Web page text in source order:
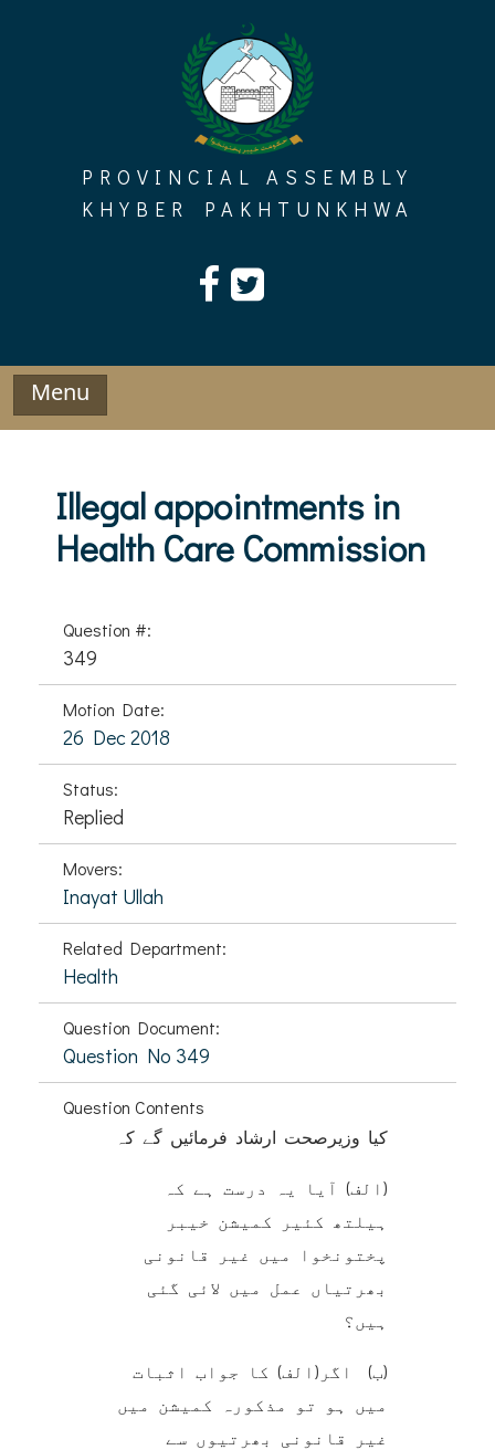
PROVINCIAL ASSEMBLY
KHYBER PAKHTUNKHWA
Menu
Illegal appointments in
Health Care Commission
Question #:
349
Motion Date:
26 Dec 2018
Status:
Replied
Movers:
Inayat Ullah
Related Department:
Health
Question Document:
Question No 349
Question Contents
کیا وزیرصحت ارشاد فرمائیں گے کہ
(الف) آیا یہ درست ہے کہ
ہیلتھ کئیر کمیشن خیبر
پختونخوا میں غیر قانونی
بھرتیاں عمل میں لائی گئی
ہیں؟
(ب) اگر(الف) کا جواب اثبات
میں ہو تو مذکورہ کمیشن میں
غیر قانونی بھرتیوں سے